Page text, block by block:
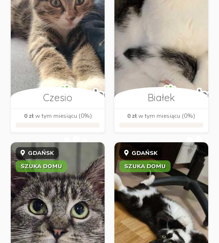
Czesio
0 złw tym miesiącu (0%)
Białek
0 złw tym miesiącu (0%)
GDAŃSK
SZUKA DOMU
GDAŃSK
SZUKA DOMU